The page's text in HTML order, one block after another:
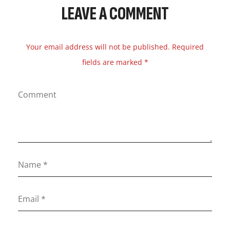
LEAVE A COMMENT
Your email address will not be published. Required
fields are marked *